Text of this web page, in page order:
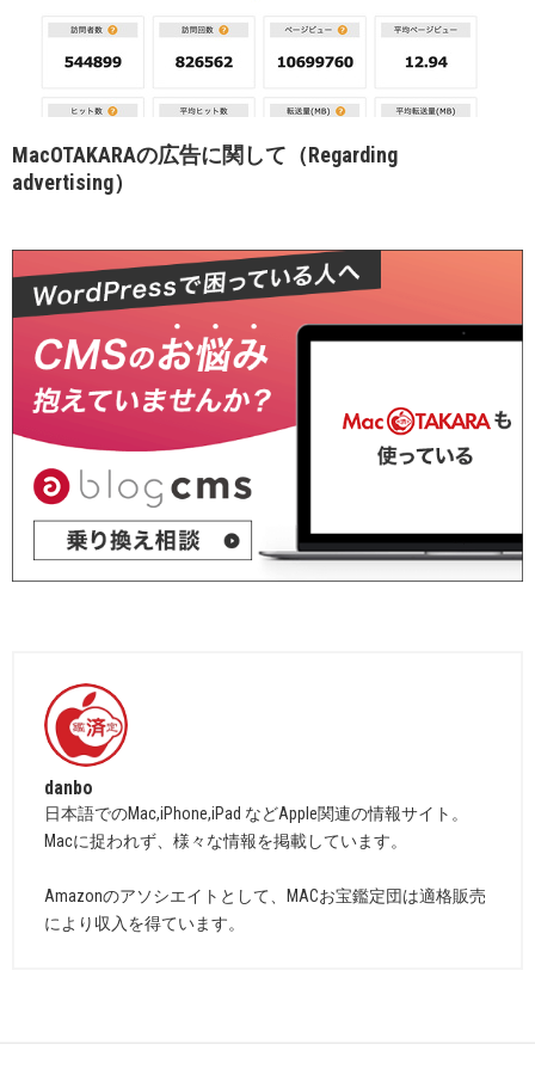
MacOTAKARAの広告に関して（Regarding
advertising）
danbo
日本語でのMac,iPhone,iPad などApple関連の情報サイト。
Macに捉われず、様々な情報を掲載しています。
Amazonのアソシエイトとして、MACお宝鑑定団は適格販売
により収入を得ています。